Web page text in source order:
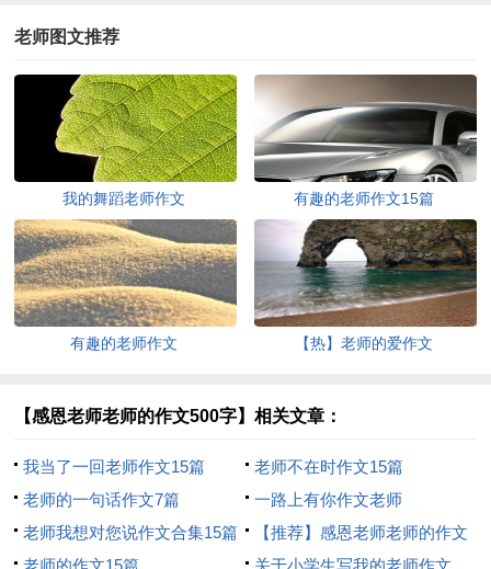
老师图文推荐
我的舞蹈老师作文 有趣的老师作文15篇
有趣的老师作文 【热】老师的爱作文
【感恩老师老师的作文500字】相关文章：
我当了一回老师作文15篇
老师不在时作文15篇
老师的一句话作文7篇
一路上有你作文老师
老师我想对您说作文合集15篇
【推荐】感恩老师老师的作文
500字锦集7篇
老师的作文15篇 关于小学生写我的老师作文